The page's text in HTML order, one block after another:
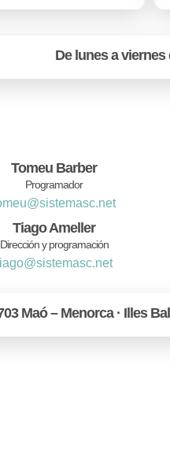
De lunes a viernes
Tomeu Barber
Programador
Tiago Ameller
Dirección y programación
Maó – Menorca · Illes